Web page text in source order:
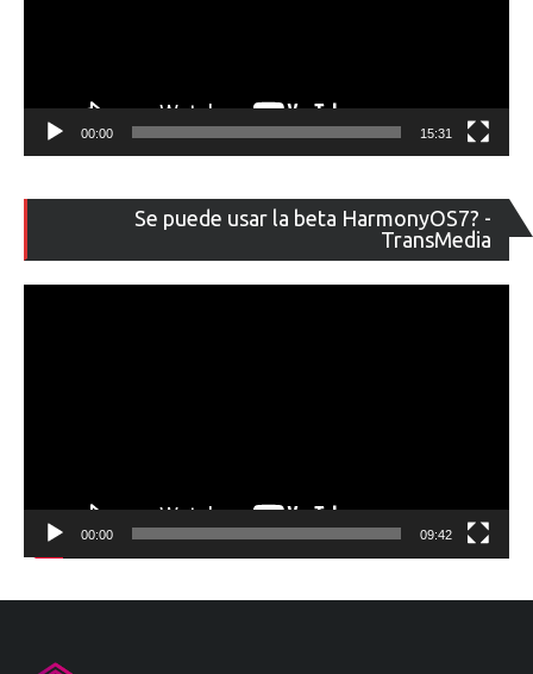
00:00 15:31
Se puede usar la beta HarmonyOS7? -
TransMedia
de
00:00 09:42